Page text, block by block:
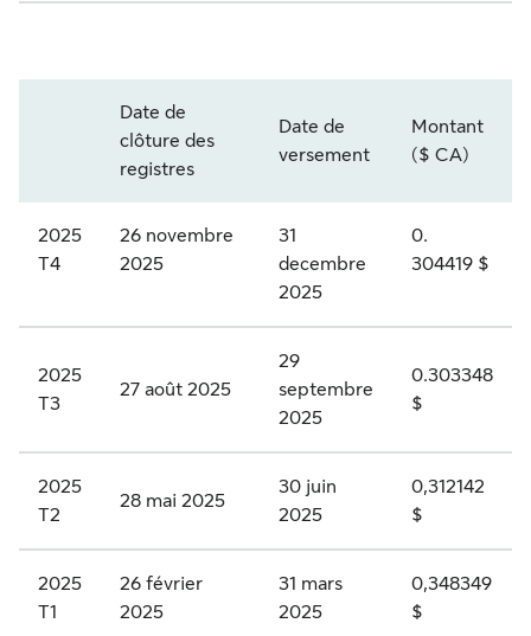
r
i
é
é
e
s
S
.
P
R
-
t
i
o
n
Année et trimestre
Date de
clôture des
registres
Date de
versement
Montant
($ CA)
2025
T4
26 novembre
2025
31
decembre
2025
0.
304419 $
2025
T3
27 août 2025
29
septembre
2025
0.303348
$
2025
T2
28 mai 2025
30 juin
2025
0,312142
$
2025
T1
26 février
2025
31 mars
2025
0,348349
$